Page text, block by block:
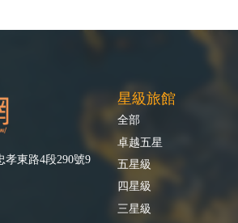
孝東路4段290號9
星級旅館
全部
卓越五星
五星級
四星級
三星級